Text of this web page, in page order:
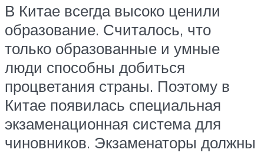
В Китае всегда высоко ценили
образование. Считалось, что
только образованные и умные
люди способны добиться
процветания страны. Поэтому в
Китае появилась специальная
экзаменационная система для
чиновников. Экзаменаторы должны